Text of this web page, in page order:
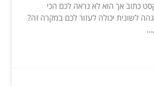
כתוב אך הוא לא נראה לכם הכי
לשונית יכולה לעזור לכם במקרה זה?